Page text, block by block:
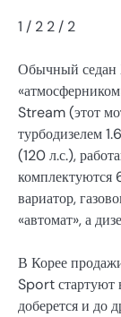
1 / 2 2 / 2
Обычный седан
Stream (этот
турбодизелем
(120 л.с.),
вариатор,
«автомат», а
В Корее
Sport стартуют
доберется и до